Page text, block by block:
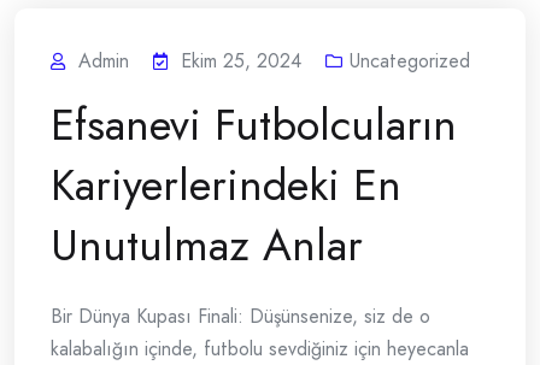
Admin Ekim 25, 2024 Uncategorized
Efsanevi Futbolcuların
Kariyerlerindeki En
Unutulmaz Anlar
Bir Dünya Kupası Finali: Düşünsenize, siz de o
kalabalığın içinde, futbolu sevdiğiniz için heyecanla